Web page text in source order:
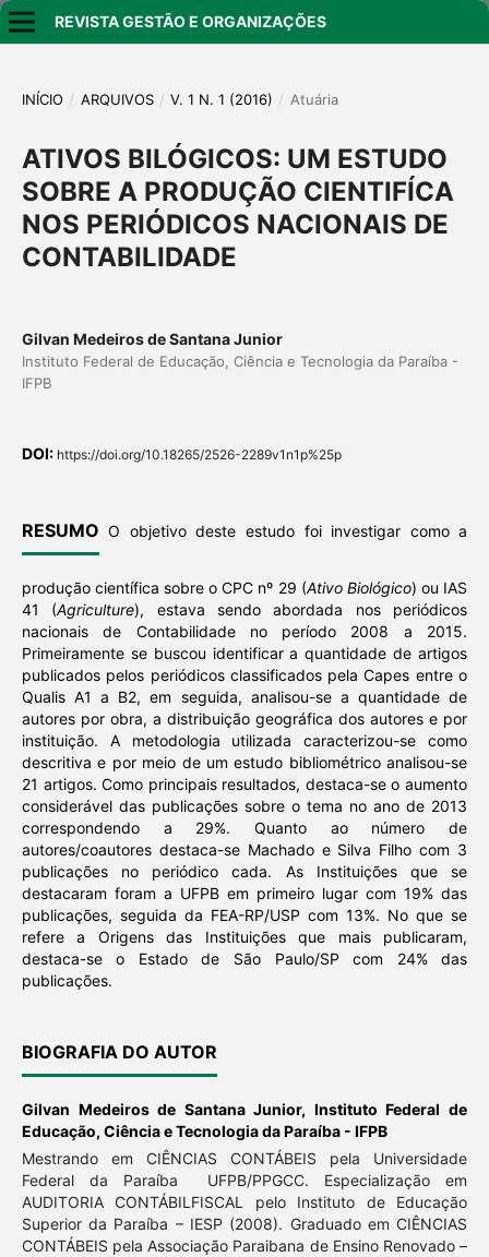
REVISTA GESTÃO E ORGANIZAÇÕES
INÍCIO / ARQUIVOS / V. 1 N. 1 (2016) / Atuária
ATIVOS BILÓGICOS: UM ESTUDO
SOBRE A PRODUÇÃO CIENTIFÍCA
NOS PERIÓDICOS NACIONAIS DE
CONTABILIDADE
Gilvan Medeiros de Santana Junior
Instituto Federal de Educação, Ciência e Tecnologia da Paraíba -
IFPB
DOI: https://doi.org/10.18265/2526-2289v1n1p%25p
RESUMO O objetivo deste estudo foi investigar como a
produção científica sobre o CPC nº 29 (Ativo Biológico) ou IAS
41 (Agriculture), estava sendo abordada nos periódicos
nacionais de Contabilidade no período 2008 a 2015.
Primeiramente se buscou identificar a quantidade de artigos
publicados pelos periódicos classificados pela Capes entre o
Qualis A1 a B2, em seguida, analisou-se a quantidade de
autores por obra, a distribuição geográfica dos autores e por
instituição. A metodologia utilizada caracterizou-se como
descritiva e por meio de um estudo bibliométrico analisou-se
21 artigos. Como principais resultados, destaca-se o aumento
considerável das publicações sobre o tema no ano de 2013
correspondendo a 29%. Quanto ao número de
autores/coautores destaca-se Machado e Silva Filho com 3
publicações no periódico cada. As Instituições que se
destacaram foram a UFPB em primeiro lugar com 19% das
publicações, seguida da FEA-RP/USP com 13%. No que se
refere a Origens das Instituições que mais publicaram,
destaca-se o Estado de São Paulo/SP com 24% das
publicações.
BIOGRAFIA DO AUTOR
Gilvan Medeiros de Santana Junior, Instituto Federal de
Educação, Ciência e Tecnologia da Paraíba - IFPB
Mestrando em CIÊNCIAS CONTÁBEIS pela Universidade
Federal da Paraíba ­ UFPB/PPGCC. Especialização em
AUDITORIA CONTÁBIL­FISCAL pelo Instituto de Educação
Superior da Paraíba – IESP (2008). Graduado em CIÊNCIAS
CONTÁBEIS pela Associação Paraibana de Ensino Renovado –